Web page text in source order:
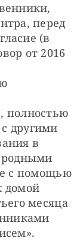
перед
(в
от 2016
полностью
другими
в
родными
с помощью
домой
месяца